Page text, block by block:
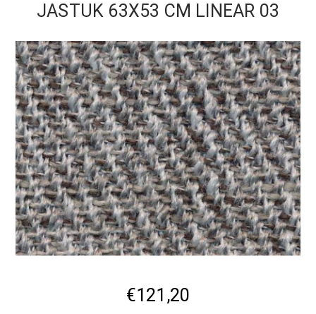
JASTUK 63X53 CM LINEAR 03
€121,20